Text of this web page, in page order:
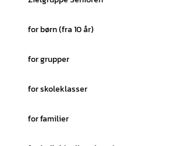
for børn (fra 10 år)
for grupper
for skoleklasser
for familier